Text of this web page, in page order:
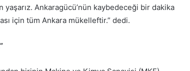
Ankaragücü’nün kaybedeceği bir dakika
için tüm Ankara mükelleftir.” dedi.